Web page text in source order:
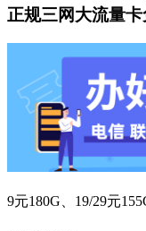
正规三网大流量
9元180G、19/29元